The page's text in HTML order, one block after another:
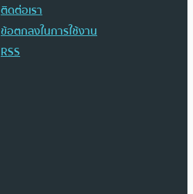
ติดต่อเรา
ข้อตกลงในการใช้งาน
RSS